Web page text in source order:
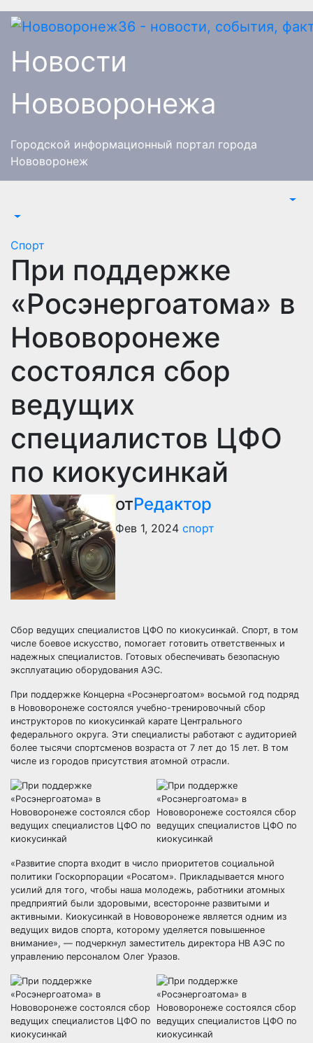
Перейти
Новости
Нововоронежа
Городской информационный портал города
Нововоронеж
Спорт
​При поддержке
«Росэнергоатома» в
Нововоронеже
состоялся сбор
ведущих
специалистов ЦФО
по киокусинкай
отРедактор
Фев 1, 2024 спорт
Сбор ведущих специалистов ЦФО по киокусинкай. Спорт, в том
числе боевое искусство, помогает готовить ответственных и
надежных специалистов. Готовых обеспечивать безопасную
эксплуатацию оборудования АЭС.
​​При поддержке Концерна «Росэнергоатом» восьмой год подряд
в Нововоронеже состоялся учебно-тренировочный сбор
инструкторов по киокусинкай карате Центрального
федерального округа. Эти специалисты работают с аудиторией
более тысячи спортсменов возраста от 7 лет до 15 лет. В том
числе из городов присутствия атомной отрасли.
​«Развитие спорта входит в число приоритетов социальной
политики Госкорпорации «Росатом». Прикладывается много
усилий для того, чтобы наша молодежь, работники атомных
предприятий были здоровыми, всесторонне развитыми и
активными. Киокусинкай в Нововоронеже является одним из
ведущих видов спорта, которому уделяется повышенное
внимание», — подчеркнул заместитель директора НВ АЭС по
управлению персоналом Олег Уразов.